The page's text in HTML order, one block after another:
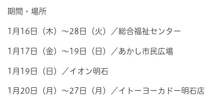
期間・場所
1月16日（木）～28日（火）／総合福祉センター
1月17日（金）～19日（日）／あかし市民広場
1月19日（日）／イオン明石
1月20日（月）～27日（月）／イトーヨーカドー明石店